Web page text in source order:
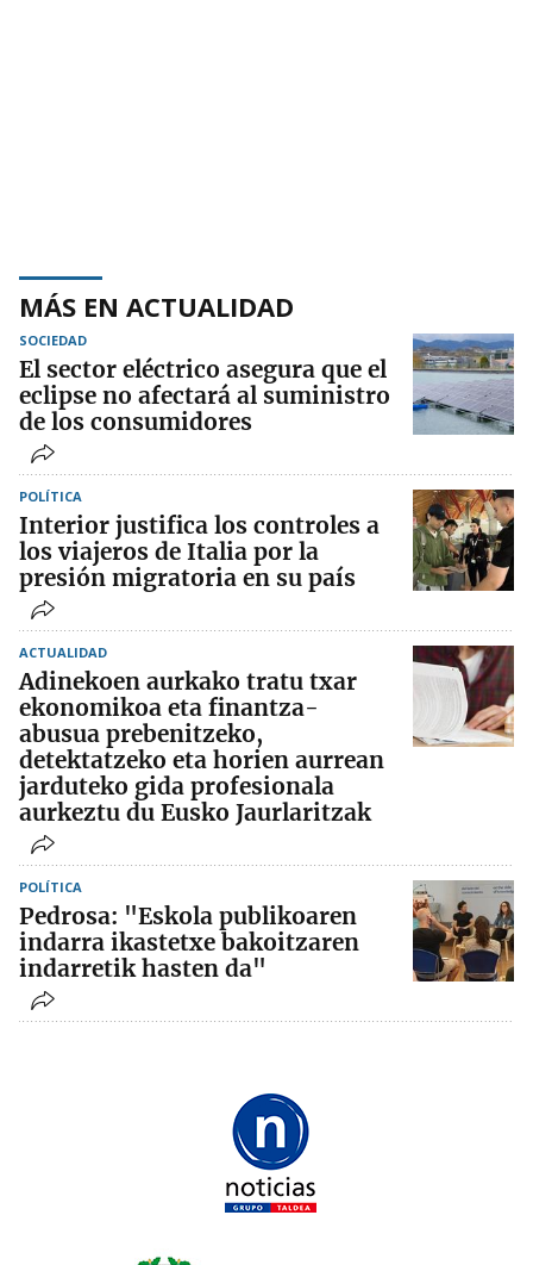
MÁS EN ACTUALIDAD
SOCIEDAD
El sector eléctrico asegura que el
eclipse no afectará al suministro
de los consumidores
POLÍTICA
Interior justifica los controles a
los viajeros de Italia por la
presión migratoria en su país
ACTUALIDAD
Adinekoen aurkako tratu txar
ekonomikoa eta finantza-
abusua prebenitzeko,
detektatzeko eta horien aurrean
jarduteko gida profesionala
aurkeztu du Eusko Jaurlaritzak
POLÍTICA
Pedrosa: "Eskola publikoaren
indarra ikastetxe bakoitzaren
indarretik hasten da"